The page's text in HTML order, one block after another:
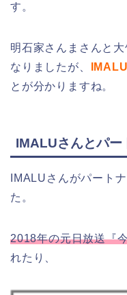
す。
明石家さんまさんと
なりましたが、
とが分かりますね。
IMALUさんとパー
IMALUさんがパート
た。
2018年の元日放送『
れたり、